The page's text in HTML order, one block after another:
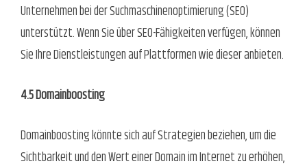
Unternehmen bei der Suchmaschinenoptimierung (SEO)
unterstützt. Wenn Sie über SEO-Fähigkeiten verfügen, können
Sie Ihre Dienstleistungen auf Plattformen wie dieser anbieten.
4.5 Domainboosting
Domainboosting könnte sich auf Strategien beziehen, um die
Sichtbarkeit und den Wert einer Domain im Internet zu erhöhen,